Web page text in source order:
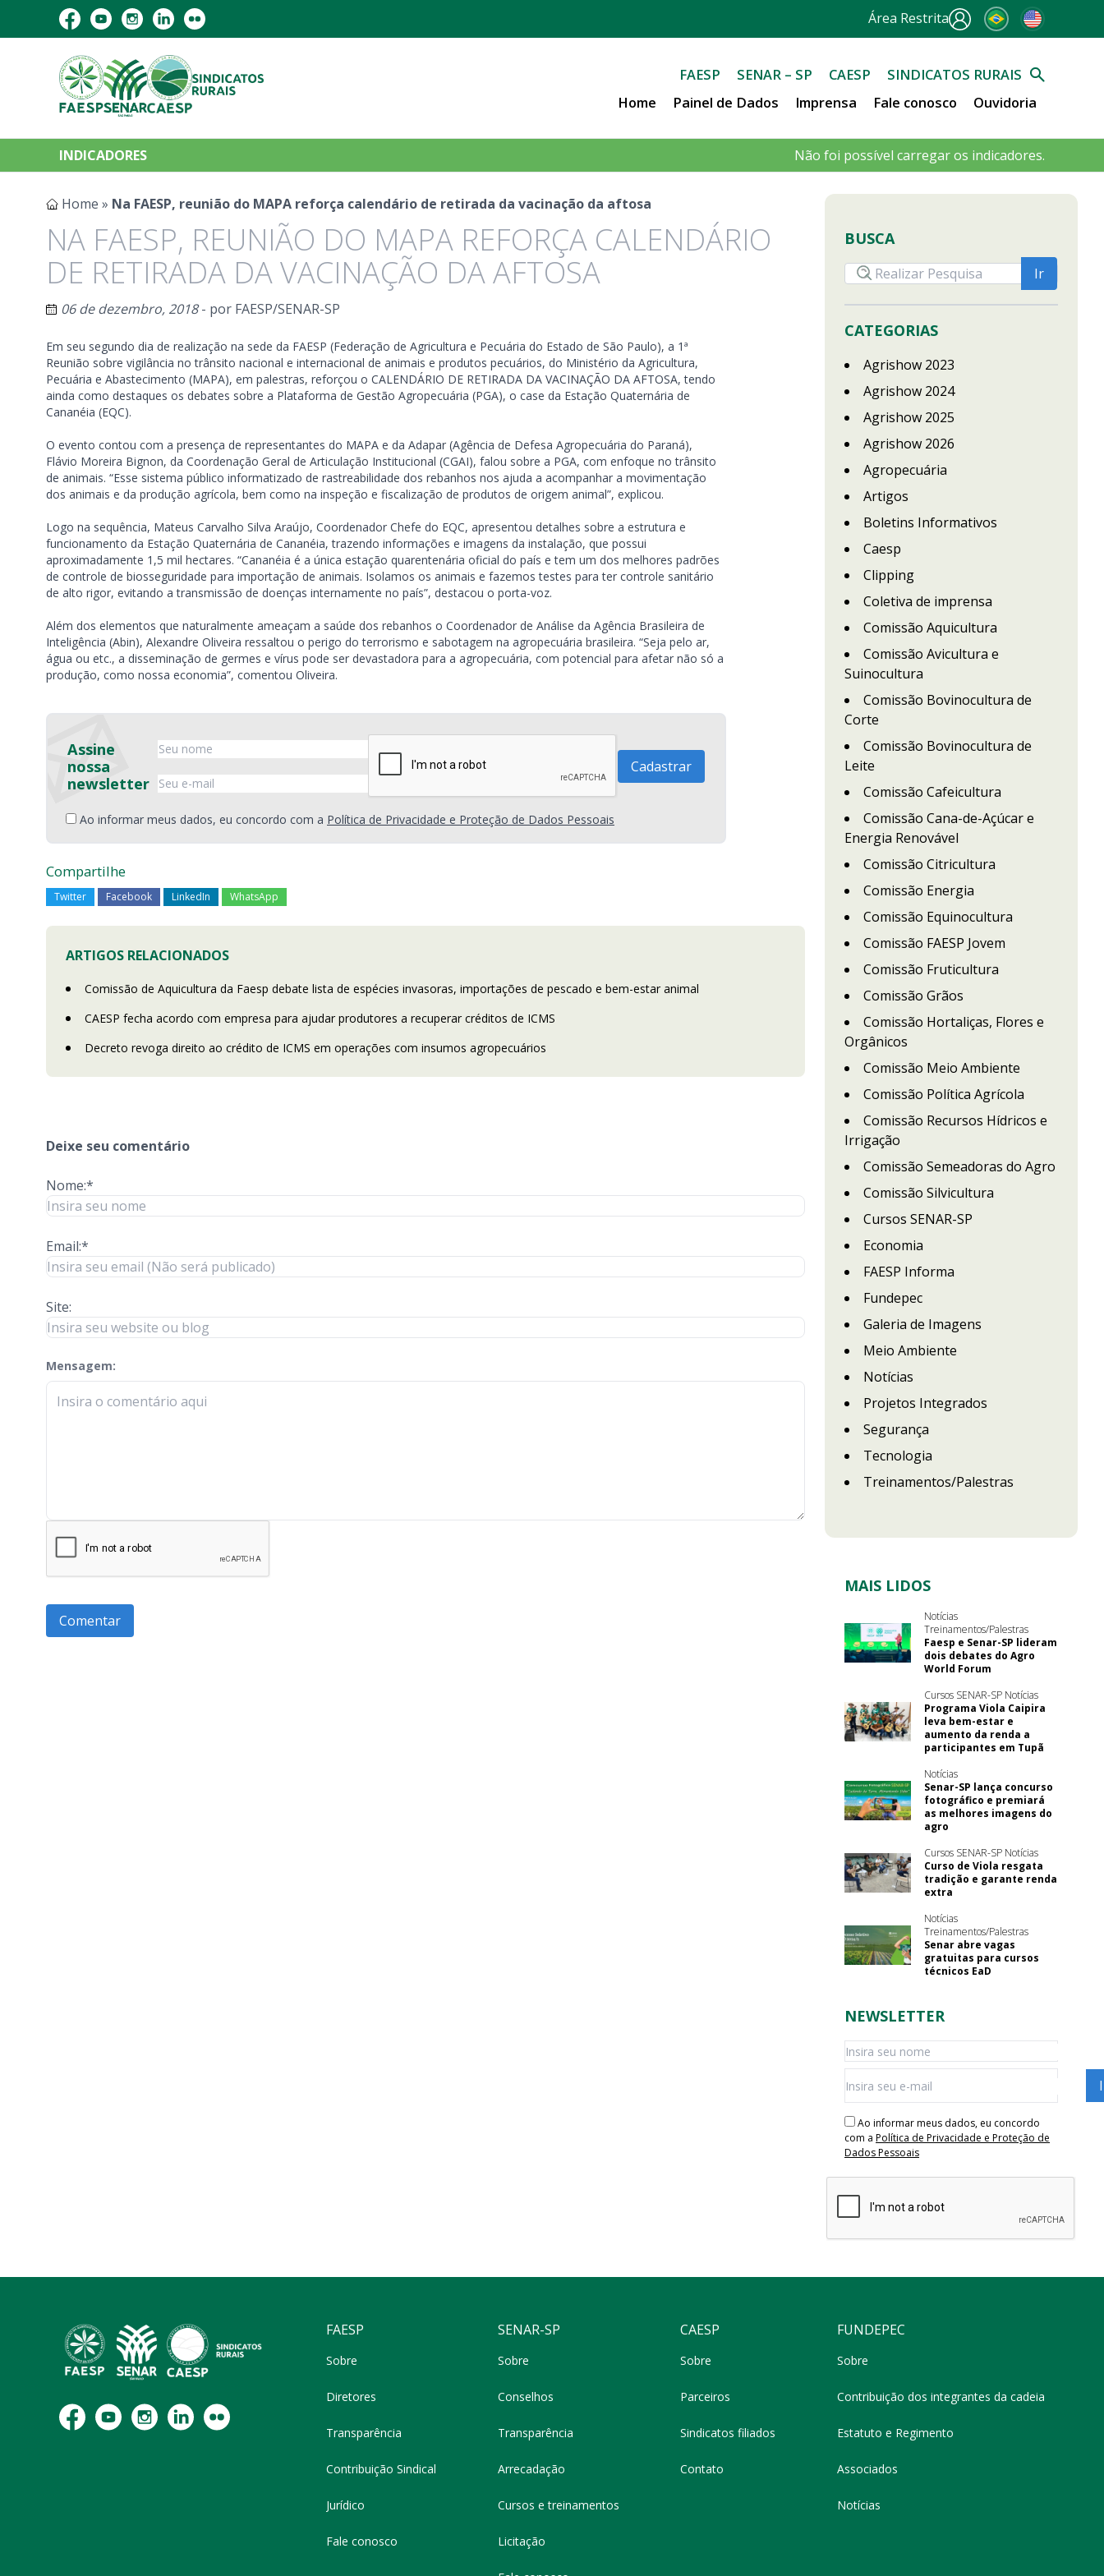
Área Restrita
FAESP SENAR – SP CAESP
SINDICATOS RURAIS
Home
Painel de Dados Imprensa Fale conosco Ouvidoria
INDICADORES Não foi possível carregar os indicadores.
Home » Na FAESP, reunião do MAPA reforça calendário de retirada da vacinação da aftosa
NA FAESP, REUNIÃO DO MAPA REFORÇA CALENDÁRIO
DE RETIRADA DA VACINAÇÃO DA AFTOSA
06 de dezembro, 2018- por FAESP/SENAR-SP
Em seu segundo dia de realização na sede da FAESP (Federação de Agricultura e Pecuária do Estado de São Paulo), a 1ª
Reunião sobre vigilância no trânsito nacional e internacional de animais e produtos pecuários, do Ministério da Agricultura,
Pecuária e Abastecimento (MAPA), em palestras, reforçou o CALENDÁRIO DE RETIRADA DA VACINAÇÃO DA AFTOSA, tendo
ainda como destaques os debates sobre a Plataforma de Gestão Agropecuária (PGA), o case da Estação Quaternária de
Cananéia (EQC).
O evento contou com a presença de representantes do MAPA e da Adapar (Agência de Defesa Agropecuária do Paraná),
Flávio Moreira Bignon, da Coordenação Geral de Articulação Institucional (CGAI), falou sobre a PGA, com enfoque no trânsito
de animais. “Esse sistema público informatizado de rastreabilidade dos rebanhos nos ajuda a acompanhar a movimentação
dos animais e da produção agrícola, bem como na inspeção e fiscalização de produtos de origem animal”, explicou.
Logo na sequência, Mateus Carvalho Silva Araújo, Coordenador Chefe do EQC, apresentou detalhes sobre a estrutura e
funcionamento da Estação Quaternária de Cananéia, trazendo informações e imagens da instalação, que possui
aproximadamente 1,5 mil hectares. “Cananéia é a única estação quarentenária oficial do país e tem um dos melhores padrões
de controle de biosseguridade para importação de animais. Isolamos os animais e fazemos testes para ter controle sanitário
de alto rigor, evitando a transmissão de doenças internamente no país”, destacou o porta-voz.
Além dos elementos que naturalmente ameaçam a saúde dos rebanhos o Coordenador de Análise da Agência Brasileira de
Inteligência (Abin), Alexandre Oliveira ressaltou o perigo do terrorismo e sabotagem na agropecuária brasileira. “Seja pelo ar,
água ou etc., a disseminação de germes e vírus pode ser devastadora para a agropecuária, com potencial para afetar não só a
produção, como nossa economia”, comentou Oliveira.
Assine
nossa
newsletter
Ao informar meus dados, eu concordo com a Política de Privacidade e Proteção de Dados Pessoais
Compartilhe
Twitter Facebook LinkedIn WhatsApp
ARTIGOS RELACIONADOS
Comissão de Aquicultura da Faesp debate lista de espécies invasoras, importações de pescado e bem-estar animal
CAESP fecha acordo com empresa para ajudar produtores a recuperar créditos de ICMS
Decreto revoga direito ao crédito de ICMS em operações com insumos agropecuários
Deixe seu comentário
Nome:*
Email:*
Site:
Mensagem:
check-terms
BUSCA
CATEGORIAS
Agrishow 2023
Agrishow 2024
Agrishow 2025
Agrishow 2026
Agropecuária
Artigos
Boletins Informativos
Caesp
Clipping
Coletiva de imprensa
Comissão Aquicultura
Comissão Avicultura e
Suinocultura
Comissão Bovinocultura de
Corte
Comissão Bovinocultura de
Leite
Comissão Cafeicultura
Comissão Cana-de-Açúcar e
Energia Renovável
Comissão Citricultura
Comissão Energia
Comissão Equinocultura
Comissão FAESP Jovem
Comissão Fruticultura
Comissão Grãos
Comissão Hortaliças, Flores e
Orgânicos
Comissão Meio Ambiente
Comissão Política Agrícola
Comissão Recursos Hídricos e
Irrigação
Comissão Semeadoras do Agro
Comissão Silvicultura
Cursos SENAR-SP
Economia
FAESP Informa
Fundepec
Galeria de Imagens
Meio Ambiente
Notícias
Projetos Integrados
Segurança
Tecnologia
Treinamentos/Palestras
MAIS LIDOS
Notícias
Treinamentos/Palestras
Faesp e Senar-SP lideram
dois debates do Agro
World Forum
Cursos SENAR-SP Notícias
Programa Viola Caipira
leva bem-estar e
aumento da renda a
participantes em Tupã
Notícias
Senar-SP lança concurso
fotográfico e premiará
as melhores imagens do
agro
Cursos SENAR-SP Notícias
Curso de Viola resgata
tradição e garante renda
extra
Notícias
Treinamentos/Palestras
Senar abre vagas
gratuitas para cursos
técnicos EaD
NEWSLETTER
Ao informar meus dados, eu concordo
com a Política de Privacidade e Proteção de
Dados Pessoais
FAESP
Sobre
Diretores
Transparência
Contribuição Sindical
Jurídico
Fale conosco
SENAR-SP
Sobre
Conselhos
Transparência
Arrecadação
Cursos e treinamentos
Licitação
CAESP
Sobre
Parceiros
Sindicatos filiados
Contato
FUNDEPEC
Sobre
Contribuição dos integrantes da cadeia
Estatuto e Regimento
Associados
Notícias